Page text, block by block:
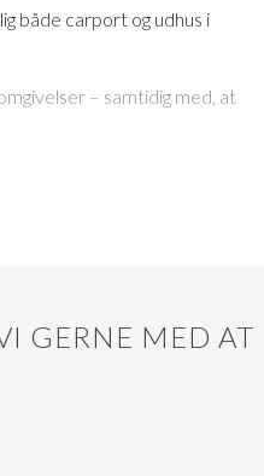
både carport og udhus i
– samtidig med, at
samlingspunkt for familien
farver, der understreger
GERNE MED AT